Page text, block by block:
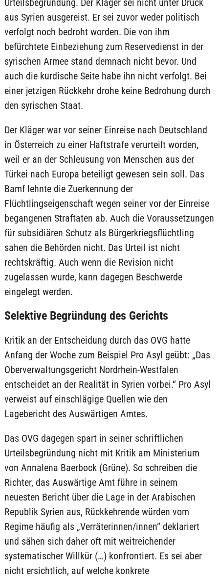
Urteilsbegründung. Der Kläger sei nicht unter Druck
aus Syrien ausgereist. Er sei zuvor weder politisch
verfolgt noch bedroht worden. Die von ihm
befürchtete Einbeziehung zum Reservedienst in der
syrischen Armee stand demnach nicht bevor. Und
auch die kurdische Seite habe ihn nicht verfolgt. Bei
einer jetzigen Rückkehr drohe keine Bedrohung durch
den syrischen Staat.
Der Kläger war vor seiner Einreise nach Deutschland
in Österreich zu einer Haftstrafe verurteilt worden,
weil er an der Schleusung von Menschen aus der
Türkei nach Europa beteiligt gewesen sein soll. Das
Bamf lehnte die Zuerkennung der
Flüchtlingseigenschaft wegen seiner vor der Einreise
begangenen Straftaten ab. Auch die Voraussetzungen
für subsidiären Schutz als Bürgerkriegsflüchtling
sahen die Behörden nicht. Das Urteil ist nicht
rechtskräftig. Auch wenn die Revision nicht
zugelassen wurde, kann dagegen Beschwerde
eingelegt werden.
Selektive Begründung des Gerichts
Kritik an der Entscheidung durch das OVG hatte
Anfang der Woche zum Beispiel Pro Asyl geübt: „Das
Oberverwaltungsgericht Nordrhein-Westfalen
entscheidet an der Realität in Syrien vorbei.“ Pro Asyl
verweist auf einschlägige Quellen wie den
Lagebericht des Auswärtigen Amtes.
Das OVG dagegen spart in seiner schriftlichen
Urteilsbegründung nicht mit Kritik am Ministerium
von Annalena Baerbock (Grüne). So schreiben die
Richter, das Auswärtige Amt führe in seinem
neuesten Bericht über die Lage in der Arabischen
Republik Syrien aus, Rückkehrende würden vom
Regime häufig als „Verräterinnen/innen“ deklariert
und sähen sich daher oft mit weitreichender
systematischer Willkür (…) konfrontiert. Es sei aber
nicht ersichtlich, auf welche konkrete